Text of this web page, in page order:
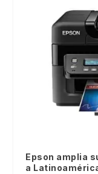
Epson amplia
a